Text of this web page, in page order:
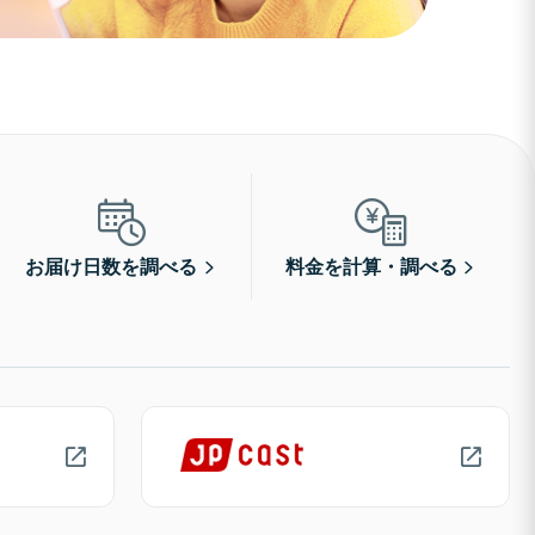
お届け日数を調べる 料金を計算・調べる